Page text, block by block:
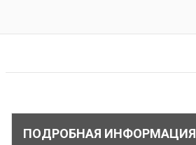
ПОДРОБНАЯ ИНФОРМАЦИЯ